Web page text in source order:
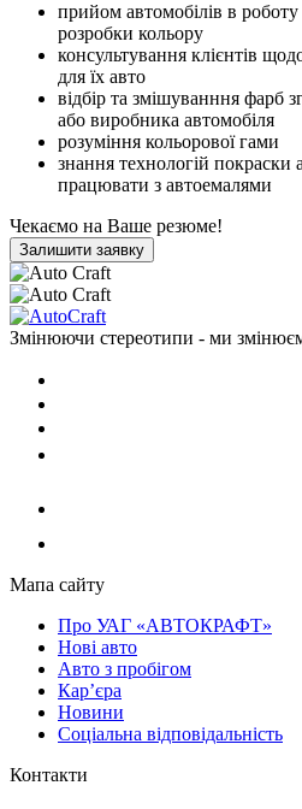
прийом автомобілів в
розробки кольору
консультування клієнтів
для їх авто
відбір та змішуванння фарб
або виробника автомобіля
розуміння кольорової гами
знання технологій покраски
працювати з автоемалями
Чекаємо на Ваше резюме!
Залишити заявку
Змінюючи стереотипи - ми
Мапа сайту
Про УАГ «АВТОКРАФТ»
Нові авто
Авто з пробігом
Кар’єра
Новини
Соціальна відповідальність
Контакти